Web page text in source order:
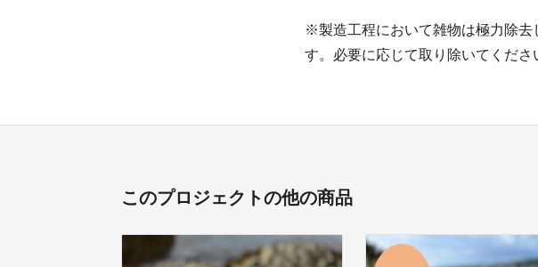
※製造工程において雑物は極力除去
す。必要に応じて取り除いてくださ
このプロジェクトの他の商品